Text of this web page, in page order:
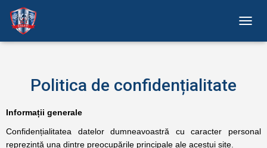
O
I
Politica de confidențialitate
Informații generale
Confidențialitatea datelor dumneavoastră cu caracter personal
reprezintă una dintre preocupările principale ale acestui site.